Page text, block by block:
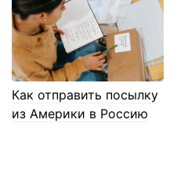
Как отправить посылку
из Америки в Россию